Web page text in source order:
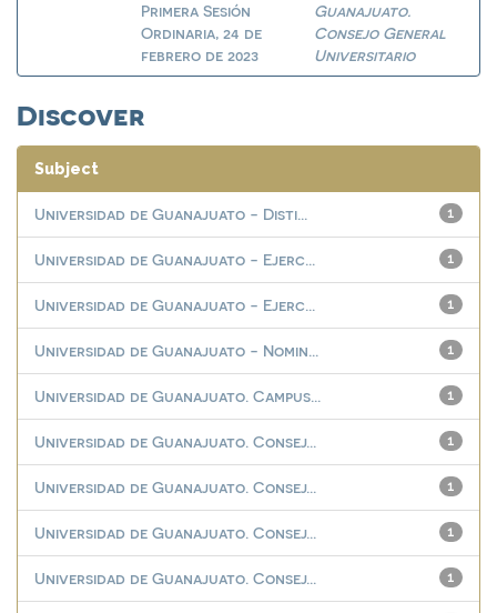
Primera Sesión
Ordinaria, 24 de
febrero de 2023
Guanajuato.
Consejo General
Universitario
Discover
Subject
1
Universidad de Guanajuato - Disti...
1
Universidad de Guanajuato - Ejerc...
1
Universidad de Guanajuato - Ejerc...
1
Universidad de Guanajuato - Nomin...
1
Universidad de Guanajuato. Campus...
1
Universidad de Guanajuato. Consej...
1
Universidad de Guanajuato. Consej...
1
Universidad de Guanajuato. Consej...
1
Universidad de Guanajuato. Consej...